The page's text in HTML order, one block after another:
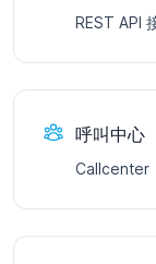
REST API
呼叫中心
Callcenter